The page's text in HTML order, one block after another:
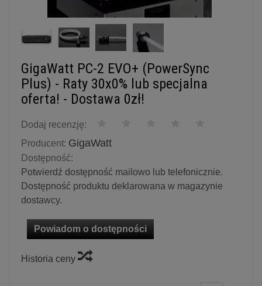
GigaWatt PC-2 EVO+ (PowerSync
Plus) - Raty 30x0% lub specjalna
oferta! - Dostawa 0zł!
Dodaj recenzję:
Producent: GigaWatt
Dostępność:
Potwierdź dostępność mailowo lub telefonicznie.
Dostępność produktu deklarowana w magazynie
dostawcy.
Powiadom o dostępności
Historia ceny